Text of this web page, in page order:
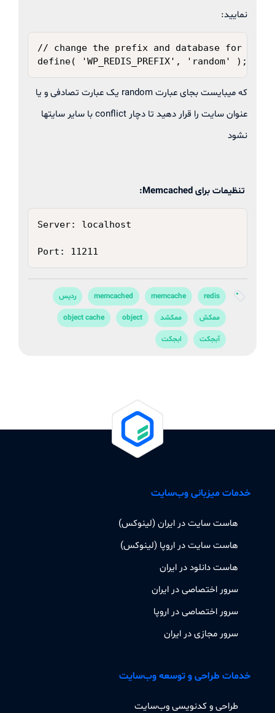
نمایید:
// change the prefix and database for
define( 'WP_REDIS_PREFIX', 'random' );
کپی
که میبایست بجای عبارت random یک عبارت تصادفی و یا
عنوان سایت را قرار دهید تا دچار conflict با سایر سایتها
نشود
تنظیمات برای Memcached:
Server: localhost
Port: 11211
redis
memcache
memcached ردیس
ممکش ممکشد object
object cache
آبجکت ابجکت
خدمات میزبانی وب‌سایت
هاست سایت در ایران (لینوکس)
هاست سایت در اروپا (لینوکس)
هاست دانلود در ایران
سرور اختصاصی در ایران
سرور اختصاصی در اروپا
سرور مجازی در ایران
خدمات طراحی و توسعه وب‌سایت
طراحی و کدنویسی وب‌سایت